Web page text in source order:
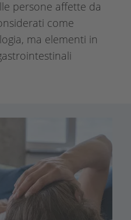
persone affette da
come
ma elementi in